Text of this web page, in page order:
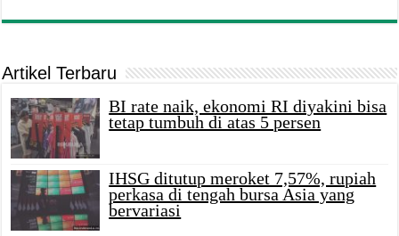
Artikel Terbaru
BI rate naik, ekonomi RI diyakini bisa
tetap tumbuh di atas 5 persen
IHSG ditutup meroket 7,57%, rupiah
perkasa di tengah bursa Asia yang
bervariasi